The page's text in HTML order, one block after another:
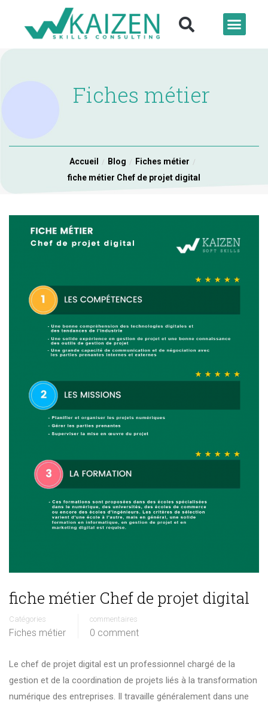
Fiches métier
Accueil Blog
Fiches métier
fiche métier Chef de projet digital
fiche métier Chef de projet digital
Catégories
Fiches métier
commentaires
0 comment
Le chef de projet digital est un professionnel chargé de la
gestion et de la coordination de projets liés à la transformation
numérique des entreprises. Il travaille généralement dans une